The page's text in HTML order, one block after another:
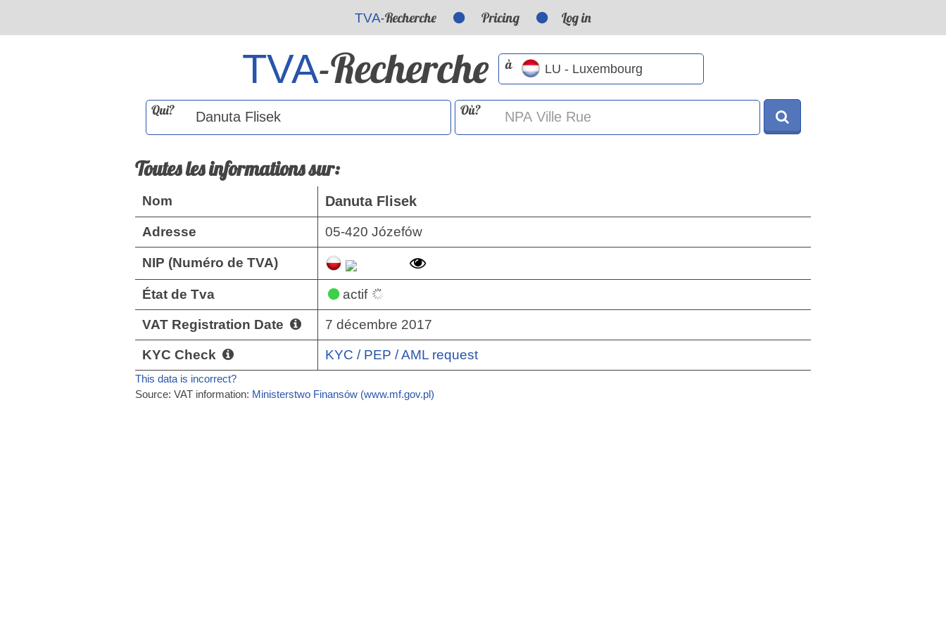
TVA-Recherche Pricing Log in
TVA-Recherche à
Qui? Où?
Toutes les informations sur:
Nom Danuta Flisek
Adresse 05-420 Józefów
NIP (Numéro de TVA)
État de Tva actif
VAT Registration Date 7 décembre 2017
KYC Check KYC / PEP / AML request
This data is incorrect?
Source: VAT information: Ministerstwo Finansów (www.mf.gov.pl)